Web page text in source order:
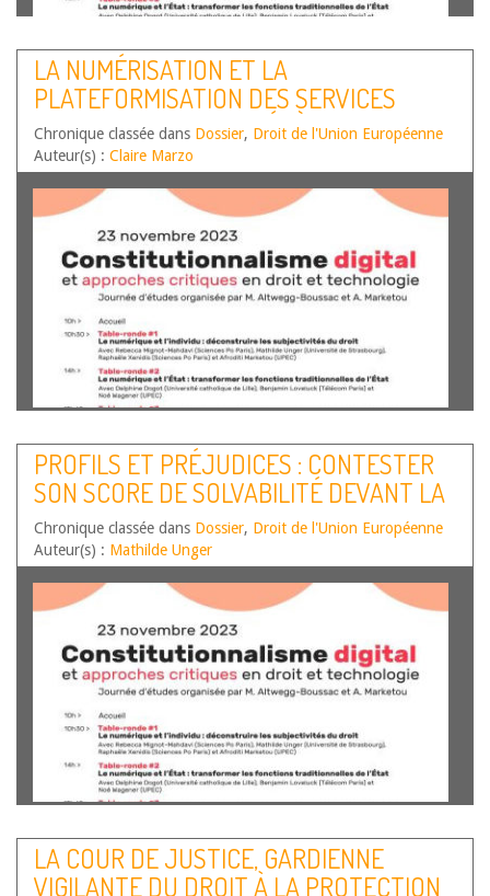
Par Philippine Ducros, étudiante-chercheuse (UPEC,
Programme de Master-Doctorat Numérique, Politique,
Droit), Maxime Zimmer, étudiant-chercheur (UPEC,
Programme de Master-Doctorat Numérique, Politique,
Droit), Luc Pellissier, maître de conférences en
informatique (UPEC, Laboratoire d’algorithmique,
complexité et logique) et Noé Wagener, professeur de…
Lire la suite
LA NUMÉRISATION ET LA
PLATEFORMISATION DES SERVICES
PUBLICS DE SOINS : EXÉGÈSE DE LA
STRATÉGIE EUROPÉENNE DES SOINS
Chronique classée dans Dossier, Droit de l'Union Européenne
Auteur(s) : Claire Marzo
Coordinatrice du projet CEPASSOC (projet N° ANR-20-
CE26-001-01, https://cepassoc.hypotheses.org/) Le
constitutionnalisme numérique peut être abordé de bien
des façons. De nombreux auteurs ont essayé de définir
cet objet non identifié et aux contours…Lire la suite
PROFILS ET PRÉJUDICES : CONTESTER
SON SCORE DE SOLVABILITÉ DEVANT LA
COUR DE JUSTICE DE L’UNION
EUROPÉENNE
Chronique classée dans Dossier, Droit de l'Union Européenne
Auteur(s) : Mathilde Unger
public à l’Université de Strasbourg. Le profilage s’est
généralisé ces dernières années en raison du volume
croissant de données personnelles disponibles et de
LA COUR DE JUSTICE, GARDIENNE
VIGILANTE DU DROIT À LA PROTECTION